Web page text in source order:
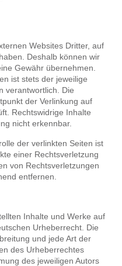
Websites Dritter, auf
Deshalb können wir
Gewähr übernehmen.
ist stets der jeweilige
verantwortlich. Die
der Verlinkung auf
Rechtswidrige Inhalte
nicht erkennbar.
der verlinkten Seiten ist
einer Rechtsverletzung
von Rechtsverletzungen
entfernen.
Inhalte und Werke auf
Urheberrecht. Die
und jede Art der
des Urheberrechtes
des jeweiligen Autors